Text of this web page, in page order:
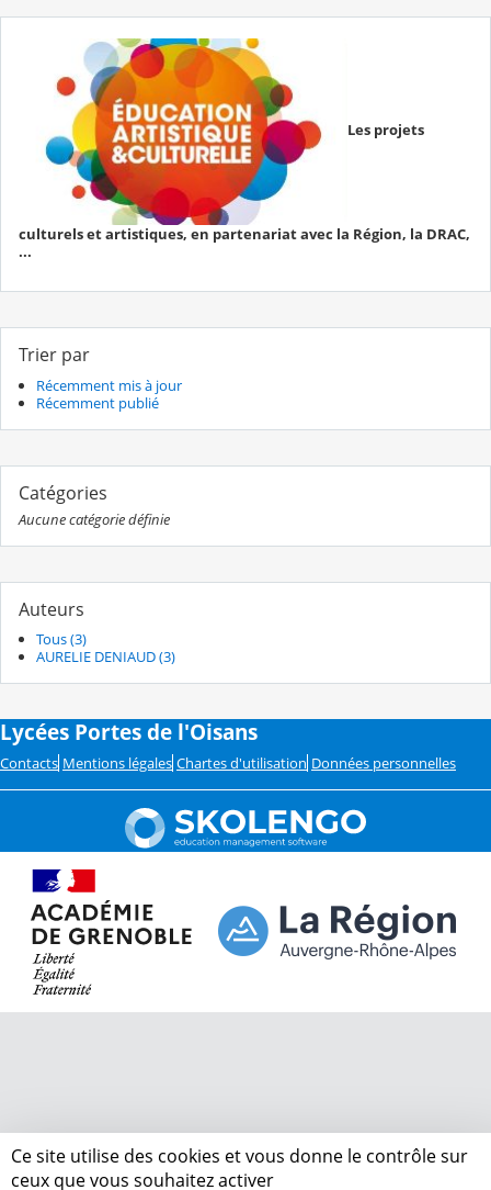
Les projets
culturels et artistiques, en partenariat avec la Région, la DRAC,
...
Trier par
Récemment mis à jour
Récemment publié
Catégories
Aucune catégorie définie
Auteurs
Tous (3)
AURELIE DENIAUD (3)
Lycées Portes de l'Oisans
Contacts Mentions légales Chartes d'utilisation Données personnelles
Ce site utilise des cookies et vous donne le contrôle sur
ceux que vous souhaitez activer